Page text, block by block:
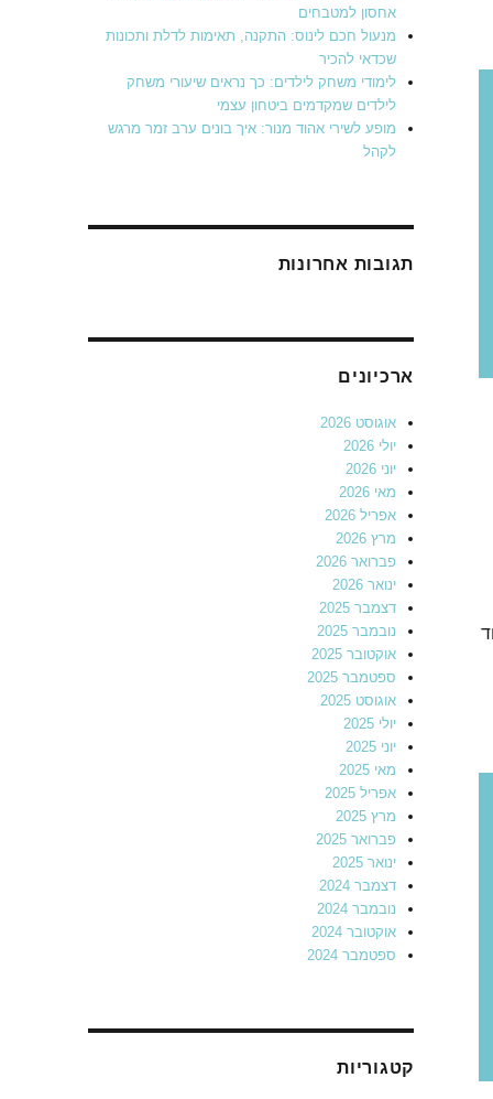
אחסון למטבחים
מנעול חכם לינוס: התקנה, תאימות לדלת ותכונות
שכדאי להכיר
לימודי משחק לילדים: כך נראים שיעורי משחק
לילדים שמקדמים ביטחון עצמי
מופע לשירי אהוד מנור: איך בונים ערב זמר מרגש
לקהל
תגובות אחרונות
ארכיונים
אוגוסט 2026
יולי 2026
יוני 2026
מאי 2026
אפריל 2026
מרץ 2026
פברואר 2026
ינואר 2026
דצמבר 2025
נובמבר 2025
אוקטובר 2025
ספטמבר 2025
אוגוסט 2025
יולי 2025
יוני 2025
מאי 2025
אפריל 2025
מרץ 2025
פברואר 2025
ינואר 2025
דצמבר 2024
נובמבר 2024
אוקטובר 2024
ספטמבר 2024
קטגוריות